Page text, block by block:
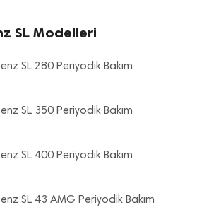
SL Modelleri
SL 280 Periyodik Bakım
SL 350 Periyodik Bakım
SL 400 Periyodik Bakım
SL 43 AMG Periyodik Bakım